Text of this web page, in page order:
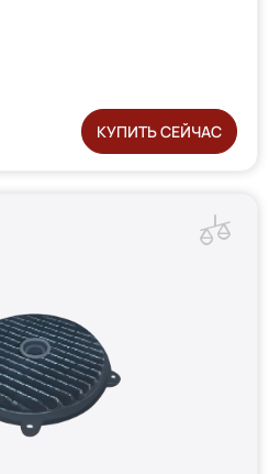
КУПИТЬ СЕЙЧАС